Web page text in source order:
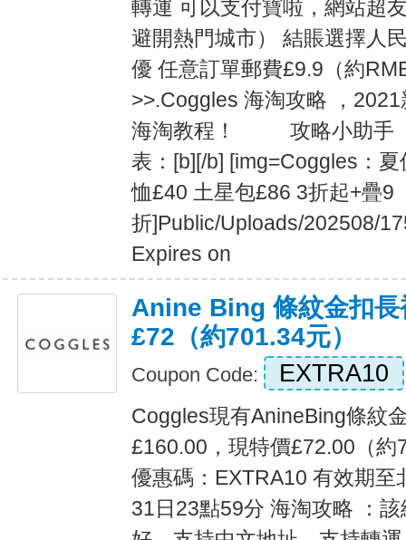
轉運 可以支付寶啦，網站超
避開熱門城市） 結賬選擇人
優 任意訂單郵費£9.9（約
>>.Coggles 海淘攻略 ，
海淘教程！ 攻略小助手
表：[b][/b] [img=Coggles：
恤£40 土星包£86 3折起+疊9
折]Public/Uploads/202508/
Expires on
Anine Bing 條紋金扣長
£72（約701.34元）
Coupon Code: EXTRA10
Coggles現有AnineBing條紋
£160.00，現特價£72.00（約
優惠碼：EXTRA10 有效期至
31日23點59分 海淘攻略 ：